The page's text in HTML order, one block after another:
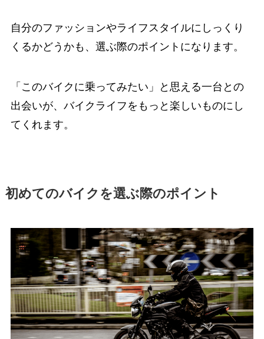
自分のファッションやライフスタイルにしっくり
くるかどうかも、選ぶ際のポイントになります。
「このバイクに乗ってみたい」と思える一台との
出会いが、バイクライフをもっと楽しいものにし
てくれます。
初めてのバイクを選ぶ際のポイント